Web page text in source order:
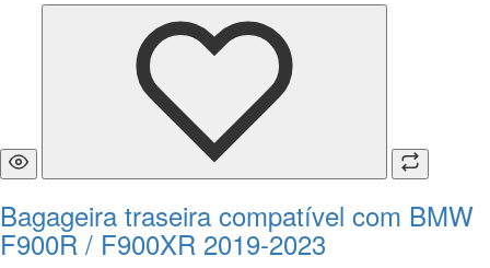
Bagageira traseira compatível com BMW
F900R / F900XR 2019-2023